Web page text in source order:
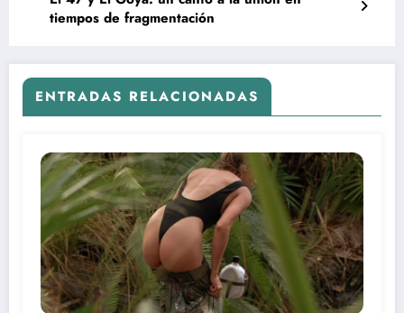
tiempos de fragmentación
ENTRADAS RELACIONADAS